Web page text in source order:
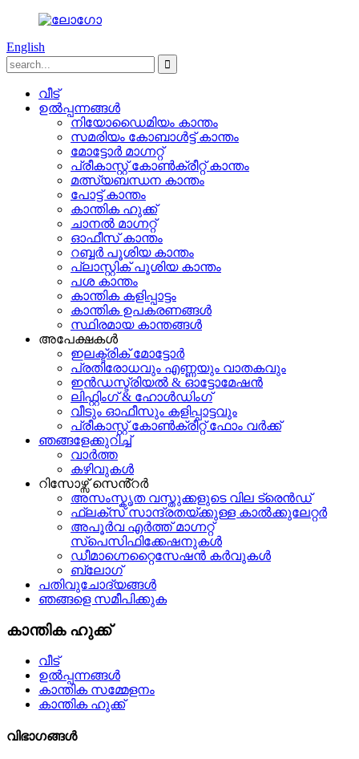
English
വീട്
ഉൽപ്പന്നങ്ങൾ
നിയോഡൈമിയം കാന്തം
സമരിയം കോബാൾട്ട് കാന്തം
മോട്ടോർ മാഗ്നറ്റ്
പ്രീകാസ്റ്റ് കോൺക്രീറ്റ് കാന്തം
മത്സ്യബന്ധന കാന്തം
പോട്ട് കാന്തം
കാന്തിക ഹുക്ക്
ചാനൽ മാഗ്നറ്റ്
ഓഫീസ് കാന്തം
റബ്ബർ പൂശിയ കാന്തം
പ്ലാസ്റ്റിക് പൂശിയ കാന്തം
പശ കാന്തം
കാന്തിക കളിപ്പാട്ടം
കാന്തിക ഉപകരണങ്ങൾ
സ്ഥിരമായ കാന്തങ്ങൾ
അപേക്ഷകൾ
ഇലക്ട്രിക് മോട്ടോർ
പ്രതിരോധവും എണ്ണയും വാതകവും
ഇൻഡസ്ട്രിയൽ & ഓട്ടോമേഷൻ
ലിഫ്റ്റിംഗ് & ഹോൾഡിംഗ്
വീടും ഓഫീസും കളിപ്പാട്ടവും
പ്രീകാസ്റ്റ് കോൺക്രീറ്റ് ഫോം വർക്ക്
ഞങ്ങളേക്കുറിച്ച്
വാർത്ത
കഴിവുകൾ
റിസോഴ്സ് സെൻ്റർ
അസംസ്കൃത വസ്തുക്കളുടെ വില ട്രെൻഡ്
ഫ്ലക്സ് സാന്ദ്രതയ്ക്കുള്ള കാൽക്കുലേറ്റർ
അപൂർവ എർത്ത് മാഗ്നറ്റ്
സ്പെസിഫിക്കേഷനുകൾ
ഡീമാഗ്നെറ്റൈസേഷൻ കർവുകൾ
ബ്ലോഗ്
പതിവുചോദ്യങ്ങൾ
ഞങ്ങളെ സമീപിക്കുക
കാന്തിക ഹുക്ക്
വീട്
ഉൽപ്പന്നങ്ങൾ
കാന്തിക സമ്മേളനം
കാന്തിക ഹുക്ക്
വിഭാഗങ്ങൾ